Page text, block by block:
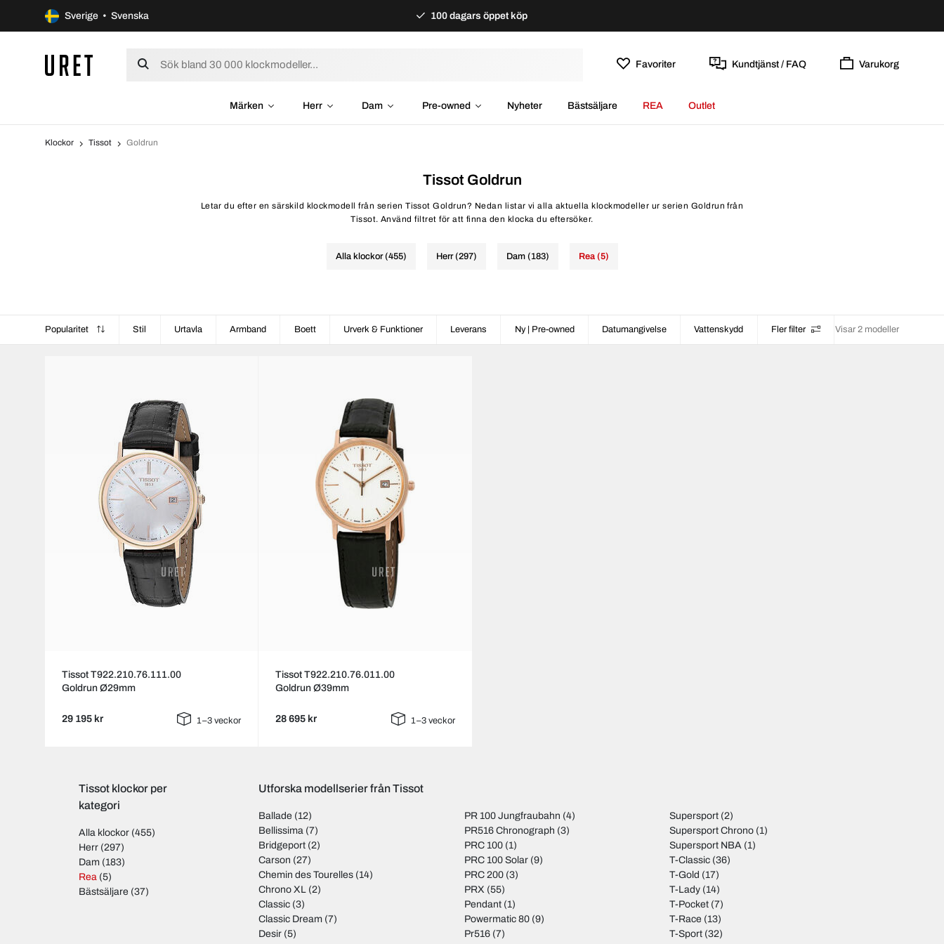
Sverige • Svenska 100 dagars öppet köp
Favoriter Kundtjänst / FAQ Varukorg
Märken Herr Dam Pre-owned Nyheter Bästsäljare REA Outlet
Klockor Tissot Goldrun
Tissot Goldrun
Letar du efter en särskild klockmodell från serien Tissot Goldrun? Nedan listar vi alla aktuella klockmodeller ur serien Goldrun från
Tissot. Använd filtret för att finna den klocka du eftersöker.
Alla klockor (455) Herr (297) Dam (183) Rea (5)
Popularitet Stil Urtavla Armband Boett Urverk & Funktioner Leverans Ny | Pre-owned Datumangivelse Vattenskydd Fler filter Visar 2 modeller
Tissot T922.210.76.111.00
Goldrun Ø29mm
29 195 kr 1–3 veckor
Tissot T922.210.76.011.00
Goldrun Ø39mm
28 695 kr 1–3 veckor
Tissot klockor per
kategori
Alla klockor (455)
Herr (297)
Dam (183)
Rea (5)
Bästsäljare (37)
Utforska modellserier från Tissot
Ballade (12)
Bellissima (7)
Bridgeport (2)
Carson (27)
Chemin des Tourelles (14)
Chrono XL (2)
Classic (3)
Classic Dream (7)
Desir (5)
PR 100 Jungfraubahn (4)
PR516 Chronograph (3)
PRC 100(1)
PRC 100 Solar(9)
PRC 200(3)
PRX (55)
Pendant(1)
Powermatic 80(9)
Pr516(7)
Supersport (2)
Supersport Chrono (1)
Supersport NBA (1)
T-Classic (36)
T-Gold (17)
T-Lady (14)
T-Pocket (7)
T-Race (13)
T-Sport (32)